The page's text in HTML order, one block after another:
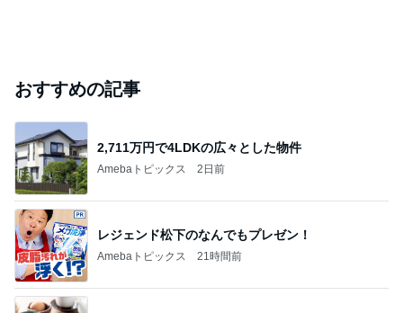
おすすめの記事
2,711万円で4LDKの広々とした物件
Amebaトピックス 2日前
レジェンド松下のなんでもプレゼン！
Amebaトピックス 21時間前